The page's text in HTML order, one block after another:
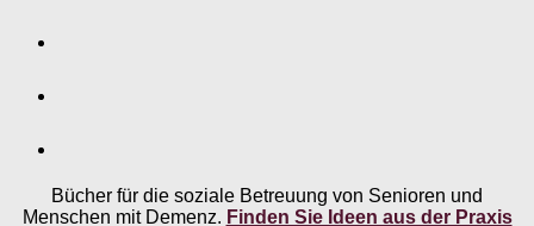
Bücher für die soziale Betreuung von Senioren und
Menschen mit Demenz. Finden Sie Ideen aus der Praxis